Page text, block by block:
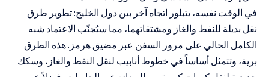
في الوقت نفسه، يتبلور اتجاه آخر بين دول الخليج: تطوير طرق
نقل بديلة للنفط والغاز ومشتقاتهما، مما سيُجنّب الاعتماد شبه
الكامل الحالي على مرور السفن عبر مضيق هرمز. هذه الطرق
برية، وتتمثل أساساً في خطوط أنابيب لنقل النفط والغاز، وسكك